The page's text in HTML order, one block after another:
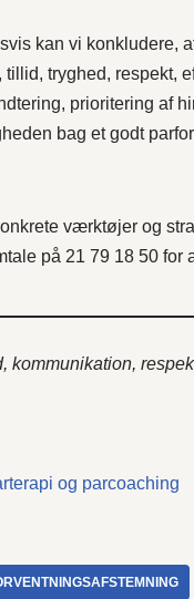
kan vi konkludere,
tillid, tryghed, respekt,
prioritering af
bag et godt
værktøjer og
på 21 79 18 50 for
kommunikation,
og parcoaching